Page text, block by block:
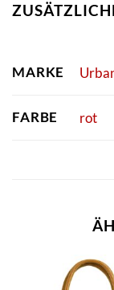
MARKE
FARBE rot